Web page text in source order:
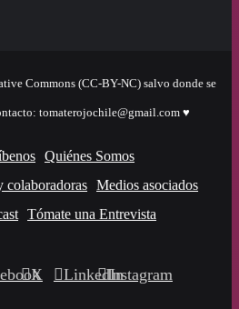
Commons (CC-BY-NC) salvo donde se
tomaterojochile@gmail.com ♥
Quiénes Somos
colaboradoras Medios asociados
Tómate una Entrevista
X LinkedInInstagram